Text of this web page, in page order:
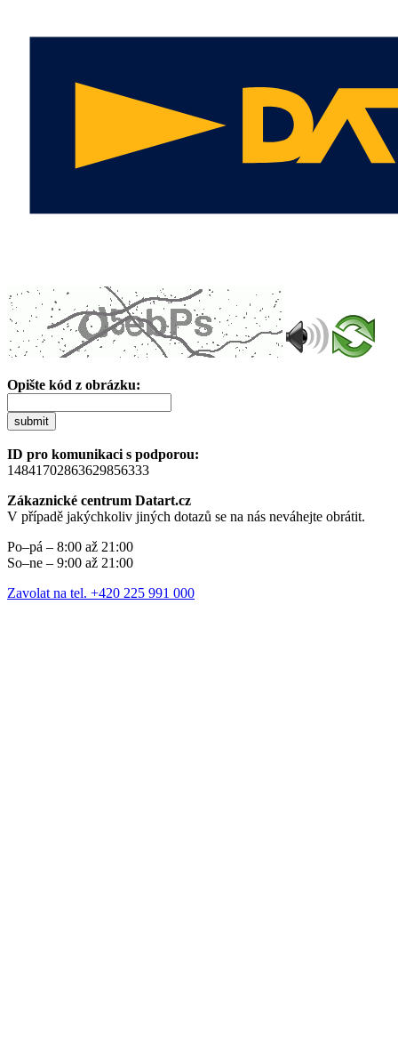
Opište kód z obrázku:
submit
ID pro komunikaci s podporou:
14841702863629856333
Zákaznické centrum Datart.cz
V případě jakýchkoliv jiných dotazů se na nás neváhejte obrátit.
Po–pá – 8:00 až 21:00
So–ne – 9:00 až 21:00
Zavolat na tel. +420 225 991 000